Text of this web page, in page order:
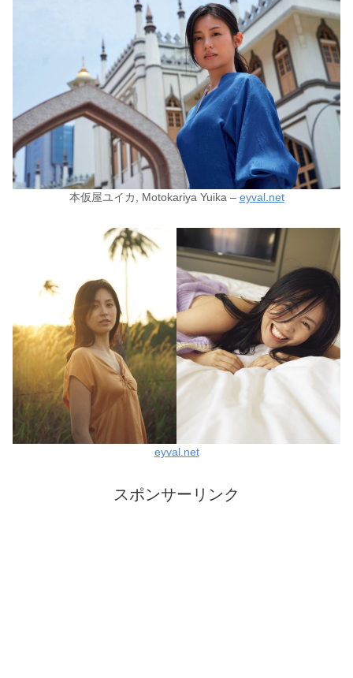
本仮屋ユイカ, Motokariya Yuika – eyval.net
eyval.net
スポンサーリンク